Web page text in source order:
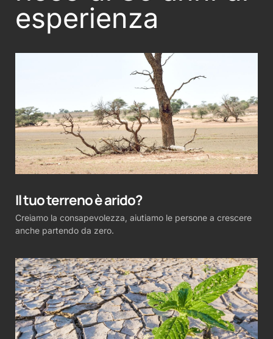
esperienza
Il tuo terreno è arido?
Creiamo la consapevolezza, aiutiamo le persone a crescere
anche partendo da zero.